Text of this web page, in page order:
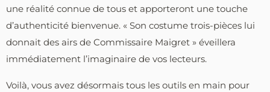
une réalité connue de tous et apporteront une touche
d’authenticité bienvenue. « Son costume trois-pièces lui
donnait des airs de Commissaire Maigret » éveillera
immédiatement l’imaginaire de vos lecteurs.
Voilà, vous avez désormais tous les outils en main pour